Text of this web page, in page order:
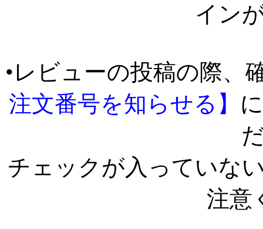
イン
•レビューの投稿の際、
注文番号を知らせる】
チェックが入っていな
注意